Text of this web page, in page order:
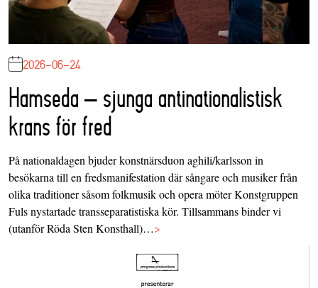
2026-06-24
Hamseda – sjunga antinationalistisk
krans för fred
På nationaldagen bjuder konstnärsduon aghili/karlsson in
besökarna till en fredsmanifestation där sångare och musiker från
olika traditioner såsom folkmusik och opera möter Konstgruppen
Fuls nystartade transseparatistiska kör. Tillsammans binder vi
(utanför Röda Sten Konsthall)…>